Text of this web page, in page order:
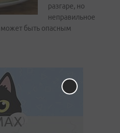
разгаре, но
неправильное
может быть опасным